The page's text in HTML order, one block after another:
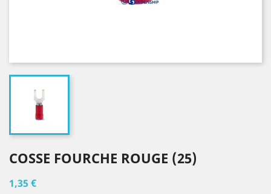
COSSE FOURCHE ROUGE (25)
1,35 €